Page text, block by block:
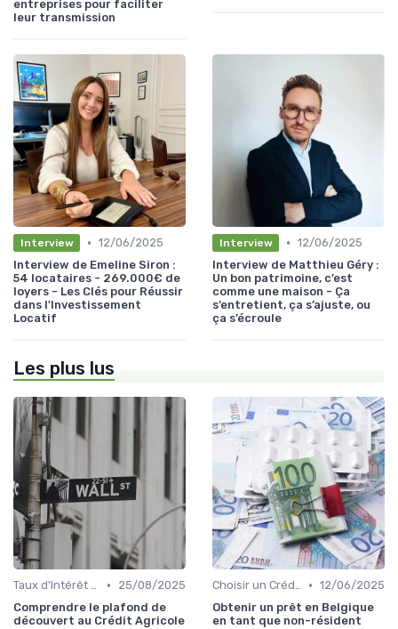
entreprises pour faciliter
leur transmission
Interview • 12/06/2025
Interview de Emeline Siron :
54 locataires - 269.000€ de
loyers - Les Clés pour Réussir
dans l'Investissement
Locatif
Interview • 12/06/2025
Interview de Matthieu Géry :
Un bon patrimoine, c’est
comme une maison - Ça
s’entretient, ça s’ajuste, ou
ça s’écroule
Les plus lus
Taux d'Intérêt et Conditions de Crédit •
25/08/2025
Comprendre le plafond de
découvert au Crédit Agricole
Choisir un Crédit Immobilier • 12/06/2025
Obtenir un prêt en Belgique
en tant que non-résident